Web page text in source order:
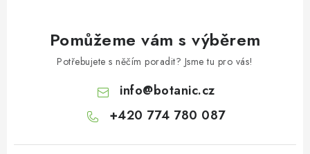
Pomůžeme vám s výběrem
Potřebujete s něčím poradit? Jsme tu pro vás!
info@botanic.cz
+420 774 780 087